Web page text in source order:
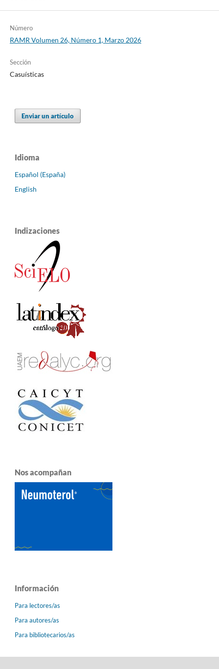
Número
RAMR Volumen 26, Número 1, Marzo 2026
Sección
Casuísticas
Enviar un artículo
Idioma
Español (España)
English
Indizaciones
Nos acompañan
Información
Para lectores/as
Para autores/as
Para bibliotecarios/as